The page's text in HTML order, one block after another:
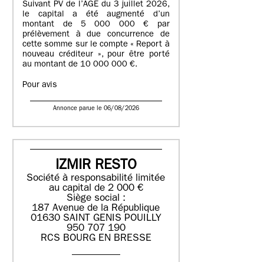
Suivant PV de l’AGE du 3 juillet 2026,
le capital a été augmenté d’un
montant de 5 000 000 € par
prélèvement à due concurrence de
cette somme sur le compte « Report à
nouveau créditeur », pour être porté
au montant de 10 000 000 €.
Pour avis
Annonce parue le 06/08/2026
IZMIR RESTO
Société à responsabilité limitée
au capital de 2 000 €
Siège social :
187 Avenue de la République
01630 SAINT GENIS POUILLY
950 707 190
RCS BOURG EN BRESSE